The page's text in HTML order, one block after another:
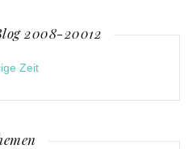
2008-20012
Zeit